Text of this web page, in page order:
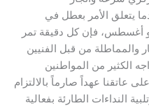
يتعلق الأمر بعطل في
أغسطس، فإن كل دقيقة تمر
والمماطلة من قبل الفنيين
الكثير من المواطنين
عاتقنا عهداً صارماً بالالتزام
النداءات الطارئة بفعالية